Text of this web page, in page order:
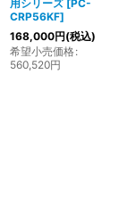
用シリーズ [PC-
CRP56KF]
168,000円(税込)
希望小売価格:
560,520円